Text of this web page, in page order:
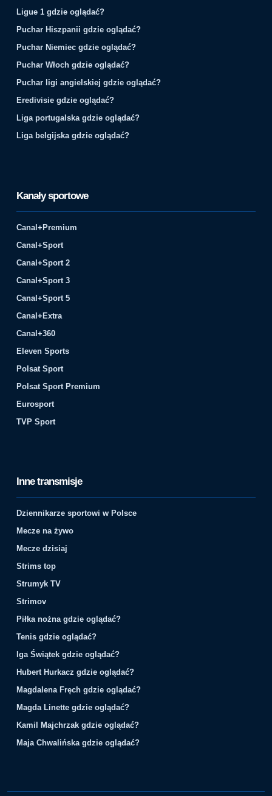
Ligue 1 gdzie oglądać?
Puchar Hiszpanii gdzie oglądać?
Puchar Niemiec gdzie oglądać?
Puchar Włoch gdzie oglądać?
Puchar ligi angielskiej gdzie oglądać?
Eredivisie gdzie oglądać?
Liga portugalska gdzie oglądać?
Liga belgijska gdzie oglądać?
Kanały sportowe
Canal+Premium
Canal+Sport
Canal+Sport 2
Canal+Sport 3
Canal+Sport 5
Canal+Extra
Canal+360
Eleven Sports
Polsat Sport
Polsat Sport Premium
Eurosport
TVP Sport
Inne transmisje
Dziennikarze sportowi w Polsce
Mecze na żywo
Mecze dzisiaj
Strims top
Strumyk TV
Strimov
Piłka nożna gdzie oglądać?
Tenis gdzie oglądać?
Iga Świątek gdzie oglądać?
Hubert Hurkacz gdzie oglądać?
Magdalena Fręch gdzie oglądać?
Magda Linette gdzie oglądać?
Kamil Majchrzak gdzie oglądać?
Maja Chwalińska gdzie oglądać?